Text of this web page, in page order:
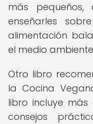
más
enseñarles
alimentación
el medio
Otro libro
la Cocina
libro incluye
consejos